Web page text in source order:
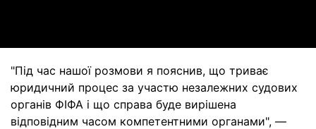
"Під час нашої розмови я пояснив, що триває
юридичний процес за участю незалежних судових
органів ФІФА і що справа буде вирішена
відповідним часом компетентними органами", —